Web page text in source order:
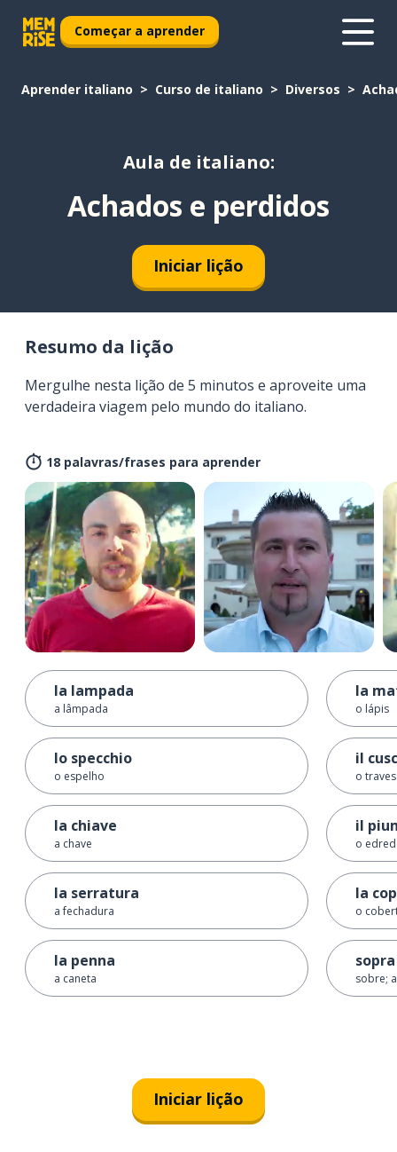
Começar a aprender
Aprender italiano Curso de italiano Diversos
Aula de italiano:
Achados e perdidos
Iniciar lição
Resumo da lição
Mergulhe nesta lição de 5 minutos e aproveite uma
verdadeira viagem pelo mundo do italiano.
18 palavras/frases para aprender
la lampada
a lâmpada
lo specchio
o espelho
la chiave
a chave
la serratura
a fechadura
la penna
a caneta
la
o lápis
il
o
il
o
la
o
sopra
sobre;
Iniciar lição